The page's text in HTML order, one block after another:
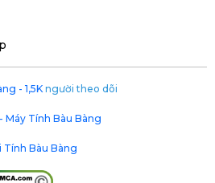
- 1,5K người theo dõi
Máy Tính Bàu Bàng
Tính Bàu Bàng